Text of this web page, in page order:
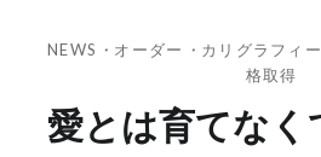
NEWS ・ オーダー ・ カリグラフィー
格取得
愛とは育てな